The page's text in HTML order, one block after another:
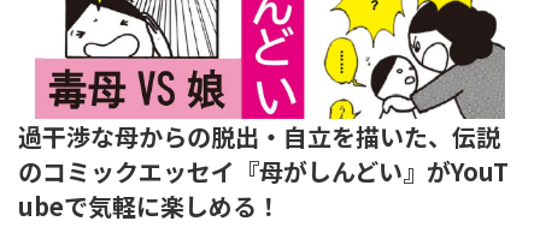
過干渉な母からの脱出・自立を描いた、伝説
のコミックエッセイ『母がしんどい』がYouT
ubeで気軽に楽しめる！